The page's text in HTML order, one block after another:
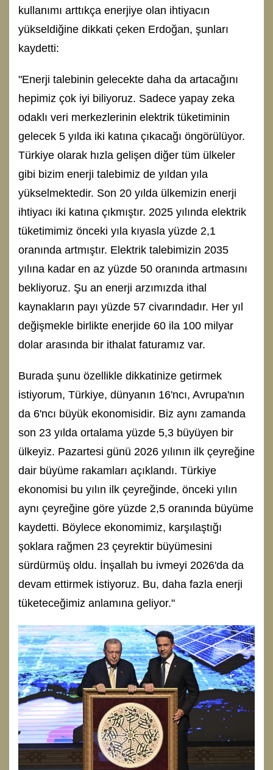
kullanımı arttıkça enerjiye olan ihtiyacın
yükseldiğine dikkati çeken Erdoğan, şunları
kaydetti:
"Enerji talebinin gelecekte daha da artacağını
hepimiz çok iyi biliyoruz. Sadece yapay zeka
odaklı veri merkezlerinin elektrik tüketiminin
gelecek 5 yılda iki katına çıkacağı öngörülüyor.
Türkiye olarak hızla gelişen diğer tüm ülkeler
gibi bizim enerji talebimiz de yıldan yıla
yükselmektedir. Son 20 yılda ülkemizin enerji
ihtiyacı iki katına çıkmıştır. 2025 yılında elektrik
tüketimimiz önceki yıla kıyasla yüzde 2,1
oranında artmıştır. Elektrik talebimizin 2035
yılına kadar en az yüzde 50 oranında artmasını
bekliyoruz. Şu an enerji arzımızda ithal
kaynakların payı yüzde 57 civarındadır. Her yıl
değişmekle birlikte enerjide 60 ila 100 milyar
dolar arasında bir ithalat faturamız var.
Burada şunu özellikle dikkatinize getirmek
istiyorum, Türkiye, dünyanın 16'ncı, Avrupa'nın
da 6'ncı büyük ekonomisidir. Biz aynı zamanda
son 23 yılda ortalama yüzde 5,3 büyüyen bir
ülkeyiz. Pazartesi günü 2026 yılının ilk çeyreğine
dair büyüme rakamları açıklandı. Türkiye
ekonomisi bu yılın ilk çeyreğinde, önceki yılın
aynı çeyreğine göre yüzde 2,5 oranında büyüme
kaydetti. Böylece ekonomimiz, karşılaştığı
şoklara rağmen 23 çeyrektir büyümesini
sürdürmüş oldu. İnşallah bu ivmeyi 2026'da da
devam ettirmek istiyoruz. Bu, daha fazla enerji
tüketeceğimiz anlamına geliyor."